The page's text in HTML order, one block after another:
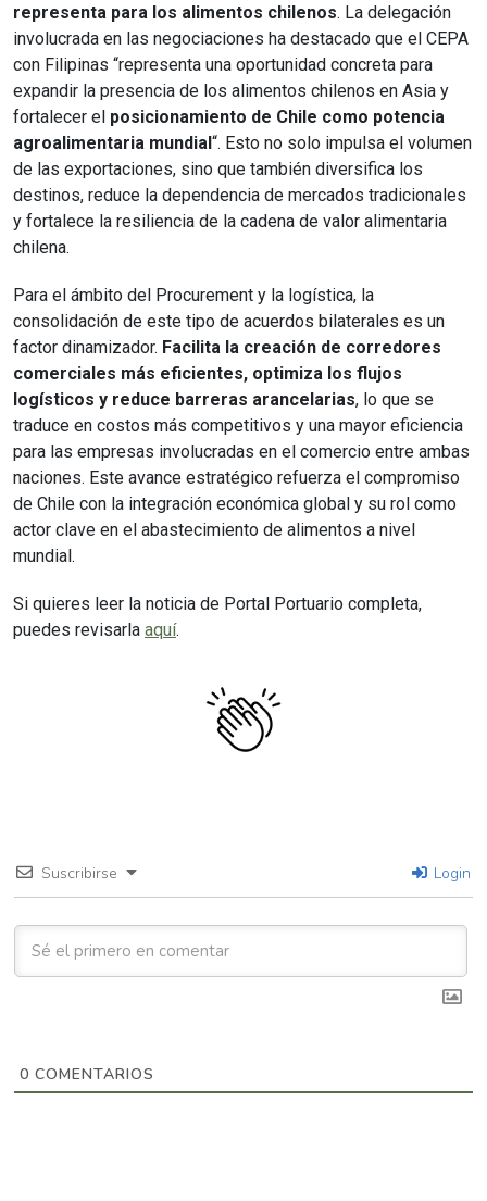
representa para los alimentos chilenos. La delegación
involucrada en las negociaciones ha destacado que el CEPA
con Filipinas “representa una oportunidad concreta para
expandir la presencia de los alimentos chilenos en Asia y
fortalecer el posicionamiento de Chile como potencia
agroalimentaria mundial“. Esto no solo impulsa el volumen
de las exportaciones, sino que también diversifica los
destinos, reduce la dependencia de mercados tradicionales
y fortalece la resiliencia de la cadena de valor alimentaria
chilena.
Para el ámbito del Procurement y la logística, la
consolidación de este tipo de acuerdos bilaterales es un
factor dinamizador. Facilita la creación de corredores
comerciales más eficientes, optimiza los flujos
logísticos y reduce barreras arancelarias, lo que se
traduce en costos más competitivos y una mayor eficiencia
para las empresas involucradas en el comercio entre ambas
naciones. Este avance estratégico refuerza el compromiso
de Chile con la integración económica global y su rol como
actor clave en el abastecimiento de alimentos a nivel
mundial.
Si quieres leer la noticia de Portal Portuario completa,
puedes revisarla aquí.
Suscribirse Login
0 COMENTARIOS